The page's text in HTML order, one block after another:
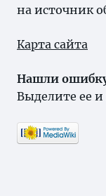
на источник
Карта сайта
Нашли
Выделите ее